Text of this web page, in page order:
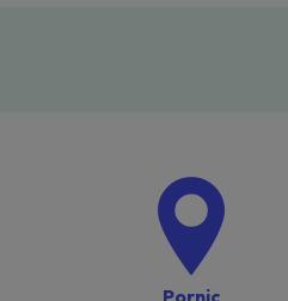
Pornic